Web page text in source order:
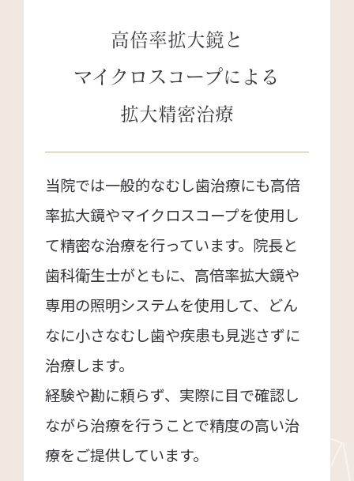
高倍率拡大鏡と
マイクロスコープによる
拡大精密治療
当院では一般的なむし歯治療にも高倍
率拡大鏡やマイクロスコープを使用し
て精密な治療を行っています。院長と
歯科衛生士がともに、高倍率拡大鏡や
専用の照明システムを使用して、どん
なに小さなむし歯や疾患も見逃さずに
治療します。
経験や勘に頼らず、実際に目で確認し
ながら治療を行うことで精度の高い治
療をご提供しています。